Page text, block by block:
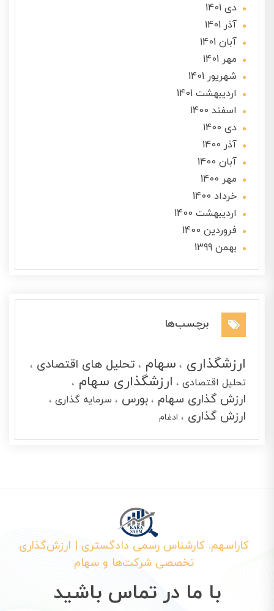
دی 1401
آذر 1401
آبان 1401
مهر 1401
شهریور 1401
ارديبهشت 1401
اسفند 1400
دی 1400
آذر 1400
آبان 1400
مهر 1400
خرداد 1400
ارديبهشت 1400
فروردین 1400
بهمن 1399
برچسب‌ها
ارزشگذاری سهام تحلیل های اقتصادی
تحلیل اقتصادی ارزشگذاری سهام
ارزش گذاری سهام بورس سرمایه گذاری
ارزش گذاری ادغام
کاراسهم: کارشناس رسمی دادگستری | ارزش‌گذاری
تخصصی شرکت‌ها و سهام
با ما در تماس باشید